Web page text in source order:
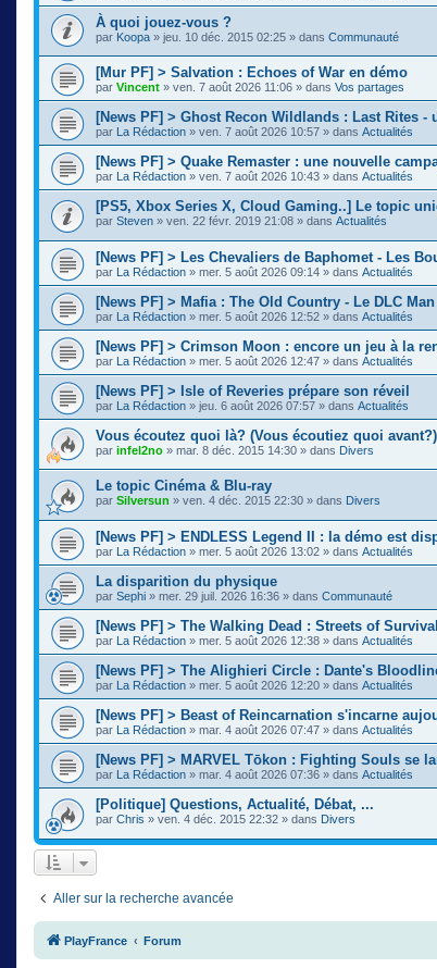
À quoi jouez-vous ?
par Koopa » jeu. 10 déc. 2015 02:25 » dans Communauté
[Mur PF] > Salvation : Echoes of War en démo
par Vincent » ven. 7 août 2026 11:06 » dans Vos partages
[News PF] > Ghost Recon Wildlands : Last Rites
par La Rédaction » ven. 7 août 2026 10:57 » dans Actualités
[News PF] > Quake Remaster : une nouvelle
par La Rédaction » ven. 7 août 2026 10:43 » dans Actualités
[PS5, Xbox Series X, Cloud Gaming..] Le topic
par Steven » ven. 22 févr. 2019 21:08 » dans Actualités
[News PF] > Les Chevaliers de Baphomet - Les
par La Rédaction » mer. 5 août 2026 09:14 » dans Actualités
[News PF] > Mafia : The Old Country - Le DLC
par La Rédaction » mer. 5 août 2026 12:52 » dans Actualités
[News PF] > Crimson Moon : encore un jeu à la
par La Rédaction » mer. 5 août 2026 12:47 » dans Actualités
[News PF] > Isle of Reveries prépare son réveil
par La Rédaction » jeu. 6 août 2026 07:57 » dans Actualités
Vous écoutez quoi là? (Vous écoutiez quoi avant?)
par infel2no » mar. 8 déc. 2015 14:30 » dans Divers
Le topic Cinéma & Blu-ray
par Silversun » ven. 4 déc. 2015 22:30 » dans Divers
[News PF] > ENDLESS Legend II : la démo est
par La Rédaction » mer. 5 août 2026 13:02 » dans Actualités
La disparition du physique
par Sephi » mer. 29 juil. 2026 16:36 » dans Communauté
[News PF] > The Walking Dead : Streets of
par La Rédaction » mer. 5 août 2026 12:38 » dans Actualités
[News PF] > The Alighieri Circle : Dante's
par La Rédaction » mer. 5 août 2026 12:20 » dans Actualités
[News PF] > Beast of Reincarnation s'incarne
par La Rédaction » mar. 4 août 2026 07:47 » dans Actualités
[News PF] > MARVEL Tōkon : Fighting Souls se
par La Rédaction » mar. 4 août 2026 07:36 » dans Actualités
[Politique] Questions, Actualité, Débat, ...
par Chris » ven. 4 déc. 2015 22:32 » dans Divers
Aller sur la recherche avancée
PlayFrance Forum